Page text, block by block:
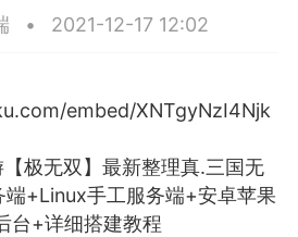
城 视频
• 2021-12-17 12:02
embed/XNTgyNzI4Njk